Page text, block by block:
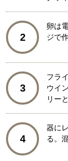
2
卵は
ジで
3
フラ
ウイ
リー
4
器に
る。